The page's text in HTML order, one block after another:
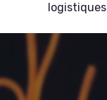
logistiques